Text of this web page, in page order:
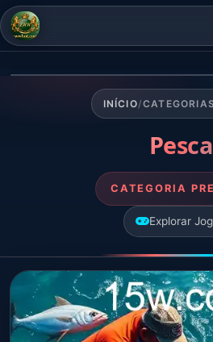
INÍCIO/CATEGORIAS
Pesca
CATEGORIA
Explorar